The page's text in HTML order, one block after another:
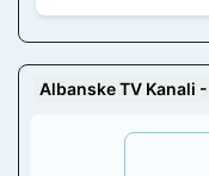
Albanske TV Kanali